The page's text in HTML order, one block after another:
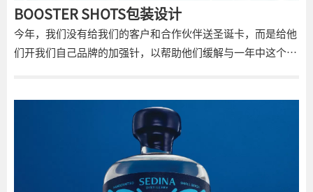
BOOSTER SHOTS包装设计
今年，我们没有给我们的客户和合作伙伴送圣诞卡，而是给他
们开我们自己品牌的加强针，以帮助他们缓解与一年中这个特
有医生处方的情况下服用，但接受者需要达到法定饮酒年龄，
因为唯一的成分实际上是伏特加。该剂量附带了一剂干苦艾
酒，因此患者可以选择以马提尼酒的形式服用假日加强针。该
套件附带了如何制作干马提尼加强剂、脏马提尼加强器、脏马
丁尼加强器和强化潘趣碗加强器的使用说明。